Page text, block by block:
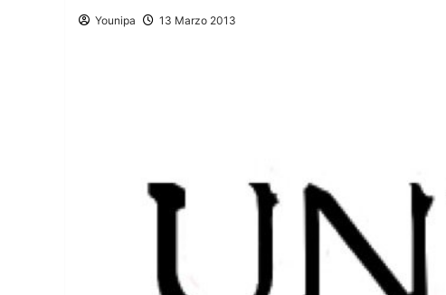
Younipa 13 Marzo 2013